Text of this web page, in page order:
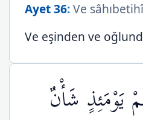
Ayet 36:Ve
Ve eşinden ve
يَوْمَئِذٍ شَأْنٌ